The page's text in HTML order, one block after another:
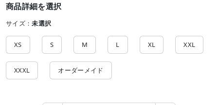
商品詳細を選択
サイズ：未選択
XS S M L XL XXL
XXXL オーダーメイド